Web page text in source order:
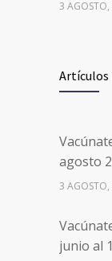
3 AGOSTO,
de
años
de
Médicas
Clínica
Artículos
agosto
3 AGOSTO,
junio al